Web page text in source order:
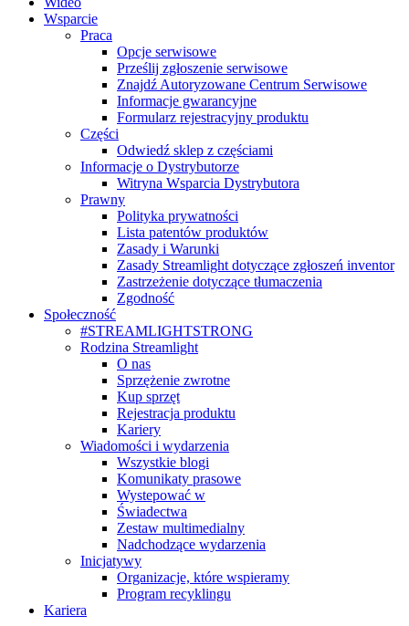
Wsparcie
Praca
Opcje serwisowe
Prześlij zgłoszenie serwisowe
Znajdź Autoryzowane Centrum Serwisowe
Informacje gwarancyjne
Formularz rejestracyjny produktu
Części
Odwiedź sklep z częściami
Informacje o Dystrybutorze
Witryna Wsparcia Dystrybutora
Prawny
Polityka prywatności
Lista patentów produktów
Zasady i Warunki
Zasady Streamlight dotyczące zgłoszeń inventor
Zastrzeżenie dotyczące tłumaczenia
Zgodność
Społeczność
#STREAMLIGHTSTRONG
Rodzina Streamlight
O nas
Sprzężenie zwrotne
Kup sprzęt
Rejestracja produktu
Kariery
Wiadomości i wydarzenia
Wszystkie blogi
Komunikaty prasowe
Wystepować w
Świadectwa
Zestaw multimedialny
Nadchodzące wydarzenia
Inicjatywy
Organizacje, które wspieramy
Program recyklingu
Kariera